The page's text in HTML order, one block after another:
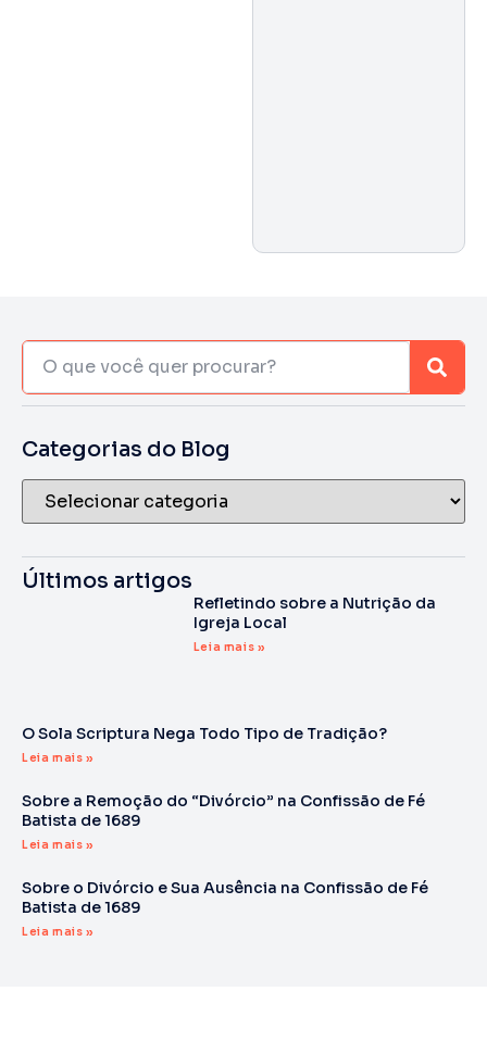
Categorias do Blog
Últimos artigos
Refletindo sobre a Nutrição da
Igreja Local
Leia mais »
O Sola Scriptura Nega Todo Tipo de Tradição?
Leia mais »
Sobre a Remoção do “Divórcio” na Confissão de Fé
Batista de 1689
Leia mais »
Sobre o Divórcio e Sua Ausência na Confissão de Fé
Batista de 1689
Leia mais »